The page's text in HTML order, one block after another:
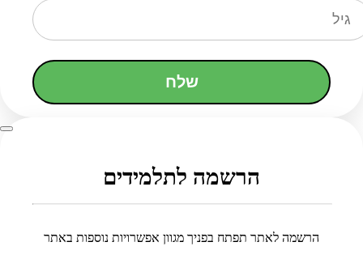
שלח
הרשמה לתלמידים
הרשמה לאתר תפתח בפניך מגוון אפשרויות נוספות באתר